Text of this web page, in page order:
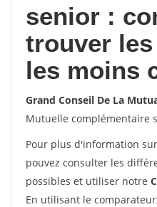
senior :
trouver
les moins
Grand Conseil De La
Mutuelle complémentaire
Pour plus d'information
pouvez consulter les
possibles et utiliser notre
En utilisant le